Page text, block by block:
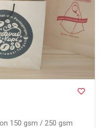
150 gsm / 250 gsm